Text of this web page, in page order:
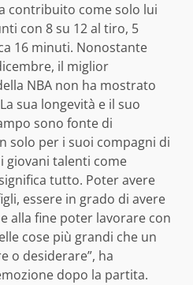
contribuito come solo lui
con 8 su 12 al tiro, 5
16 minuti. Nonostante
il miglior
NBA non ha mostrato
sua longevità e il suo
sono fonte di
solo per i suoi compagni di
giovani talenti come
tutto. Poter avere
essere in grado di avere
alla fine poter lavorare con
cose più grandi che un
o desiderare”, ha
dopo la partita.